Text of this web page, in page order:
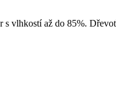
s vlhkostí až do 85%.